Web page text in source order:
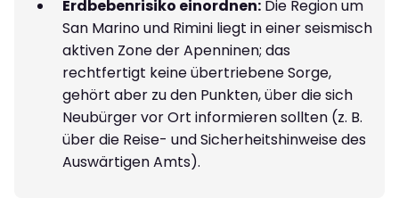
Erdbebenrisiko einordnen: Die Region um
San Marino und Rimini liegt in einer seismisch
aktiven Zone der Apenninen; das
rechtfertigt keine übertriebene Sorge,
gehört aber zu den Punkten, über die sich
Neubürger vor Ort informieren sollten (z. B.
über die Reise- und Sicherheitshinweise des
Auswärtigen Amts).